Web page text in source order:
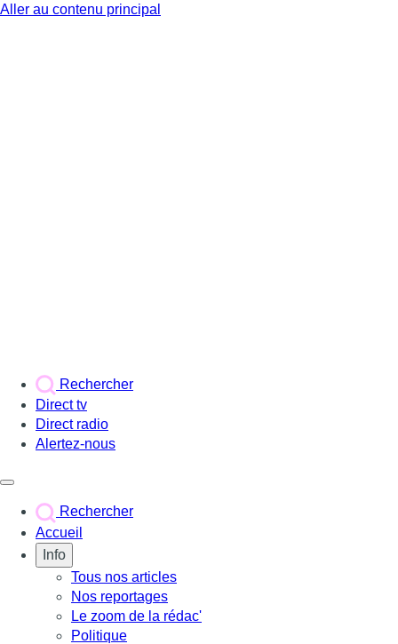
Aller au contenu principal
Rechercher
Direct tv
Direct radio
Alertez-nous
Rechercher
Accueil
Info
Tous nos articles
Nos reportages
Le zoom de la rédac'
Politique